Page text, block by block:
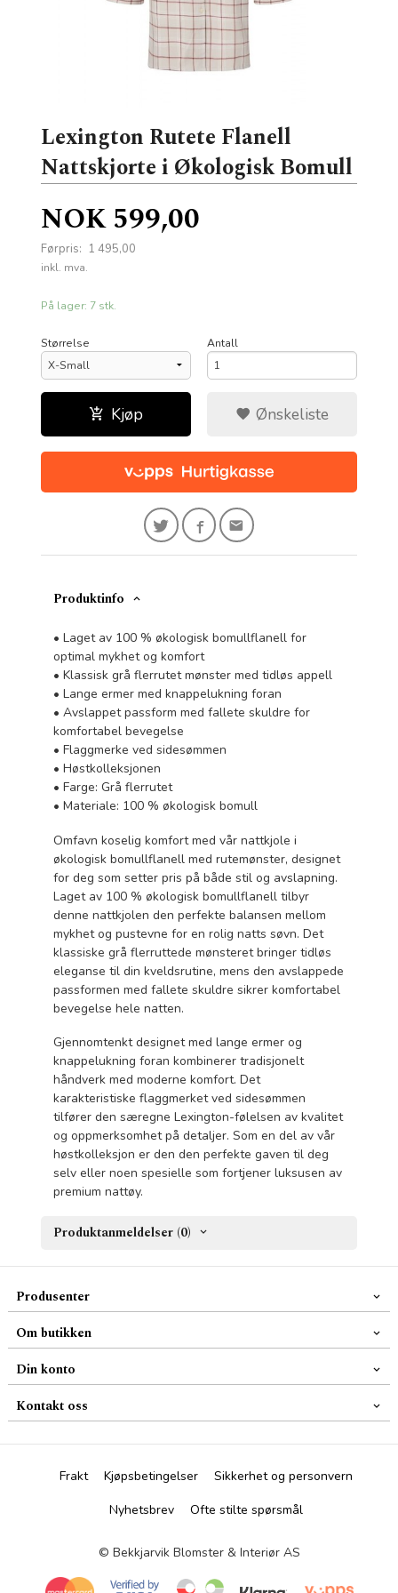
Lexington Rutete Flanell
Nattskjorte i Økologisk Bomull
Tilbud
NOK599,00
Førpris: 1 495,00
Rabatt
inkl. mva.
På lager: 7 stk.
Størrelse Antall
Kjøp Ønskeliste
Produktinfo
• Laget av 100 % økologisk bomullflanell for
optimal mykhet og komfort
• Klassisk grå flerrutet mønster med tidløs appell
• Lange ermer med knappelukning foran
• Avslappet passform med fallete skuldre for
komfortabel bevegelse
• Flaggmerke ved sidesømmen
• Høstkolleksjonen
• Farge: Grå flerrutet
• Materiale: 100 % økologisk bomull
Omfavn koselig komfort med vår nattkjole i
økologisk bomullflanell med rutemønster, designet
for deg som setter pris på både stil og avslapning.
Laget av 100 % økologisk bomullflanell tilbyr
denne nattkjolen den perfekte balansen mellom
mykhet og pustevne for en rolig natts søvn. Det
klassiske grå flerruttede mønsteret bringer tidløs
eleganse til din kveldsrutine, mens den avslappede
passformen med fallete skuldre sikrer komfortabel
bevegelse hele natten.
Gjennomtenkt designet med lange ermer og
knappelukning foran kombinerer tradisjonelt
håndverk med moderne komfort. Det
karakteristiske flaggmerket ved sidesømmen
tilfører den særegne Lexington-følelsen av kvalitet
og oppmerksomhet på detaljer. Som en del av vår
høstkolleksjon er den den perfekte gaven til deg
selv eller noen spesielle som fortjener luksusen av
premium nattøy.
Produktanmeldelser (0)
Produsenter
Om butikken
Din konto
Kontakt oss
Frakt Kjøpsbetingelser
Sikkerhet og personvern
Nyhetsbrev
Ofte stilte spørsmål
© Bekkjarvik Blomster & Interiør AS